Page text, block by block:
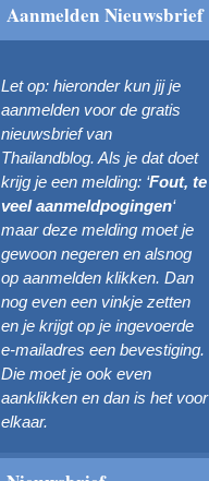
Aanmelden Nieuwsbrief
Let op: hieronder kun jij je
aanmelden voor de gratis
nieuwsbrief van
Thailandblog. Als je dat doet
krijg je een melding: ‘Fout, te
veel aanmeldpogingen‘
maar deze melding moet je
gewoon negeren en alsnog
op aanmelden klikken. Dan
nog even een vinkje zetten
en je krijgt op je ingevoerde
e-mailadres een bevestiging.
Die moet je ook even
aanklikken en dan is het voor
elkaar.